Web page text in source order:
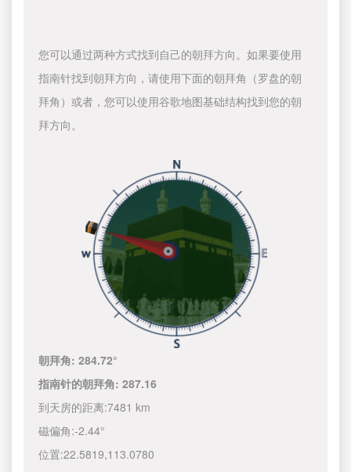
您可以通过两种方式找到自己的朝拜方向。如果要使用
指南针找到朝拜方向，请使用下面的朝拜角（罗盘的朝
拜角）或者，您可以使用谷歌地图基础结构找到您的朝
拜方向。
朝拜角:284.72°
指南针的朝拜角:287.16
到天房的距离:7481 km
磁偏角:-2.44°
位置:22.5819,113.0780